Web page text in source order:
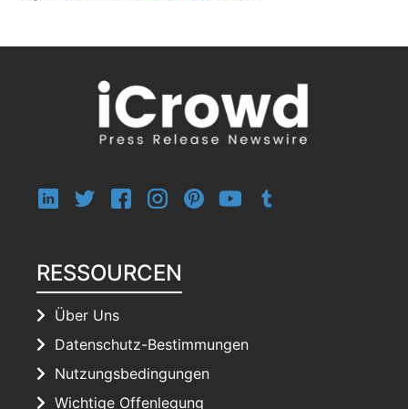
RESSOURCEN
Über Uns
Datenschutz-Bestimmungen
Nutzungsbedingungen
Wichtige Offenlegung